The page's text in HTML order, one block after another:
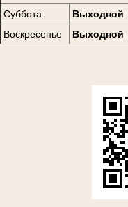
Суббота
Выходной
Воскресенье
Выходной